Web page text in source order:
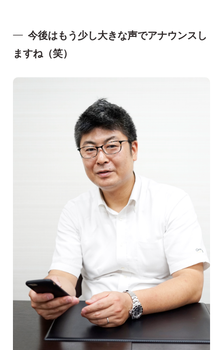
今後はもう少し大きな声でアナウンスし
ますね（笑）